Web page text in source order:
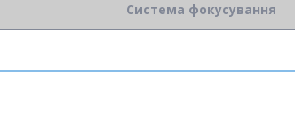
Система фокусування